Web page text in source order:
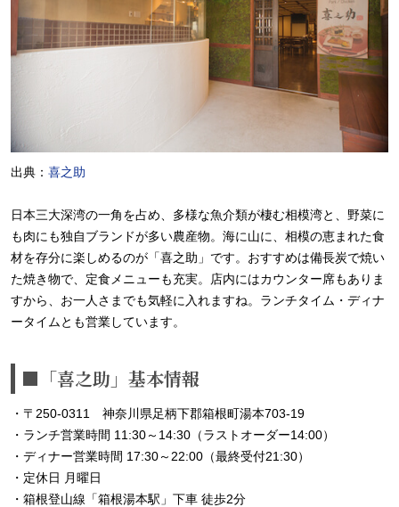
出典： 喜之助
日本三大深湾の一角を占め、多様な魚介類が棲む相模湾と、野菜に
も肉にも独自ブランドが多い農産物。海に山に、相模の恵まれた食
材を存分に楽しめるのが「喜之助」です。おすすめは備長炭で焼い
た焼き物で、定食メニューも充実。店内にはカウンター席もありま
すから、お一人さまでも気軽に入れますね。ランチタイム・ディナ
ータイムとも営業しています。
■「喜之助」基本情報
・〒250-0311 神奈川県足柄下郡箱根町湯本703-19
・ランチ営業時間 11:30～14:30（ラストオーダー14:00）
・ディナー営業時間 17:30～22:00（最終受付21:30）
・定休日 月曜日
・箱根登山線「箱根湯本駅」下車 徒歩2分